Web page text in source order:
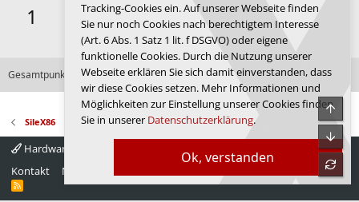
1 30.12.2019
First message
Dein erster Beitrag. Hallo und willkommen im Forum de
Luxx.
Gesamtpunktzahl: 376 Alle verfügbaren Erfolge anzeigen
SileX86
Hardwareluxx 4.0
Kontakt
Nutzungsbedingungen Startseite
R
Ok, verstanden
Tracking-Cookies ein. Auf unserer Webseite finden
Sie nur noch Cookies nach berechtigtem Interesse
(Art. 6 Abs. 1 Satz 1 lit. f DSGVO) oder eigene
funktionelle Cookies. Durch die Nutzung unserer
Webseite erklären Sie sich damit einverstanden, dass
wir diese Cookies setzen. Mehr Informationen und
Möglichkeiten zur Einstellung unserer Cookies finden
Sie in unserer Datenschutzerklärung.